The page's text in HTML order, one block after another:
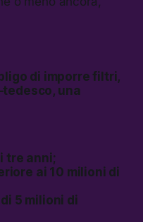
di imporre filtri,
una
tre anni;
ai 10 milioni di
5 milioni di